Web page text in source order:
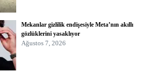
Mekanlar gizlilik endişesiyle Meta’nın akıllı
gözlüklerini yasaklıyor
Ağustos 7, 2026